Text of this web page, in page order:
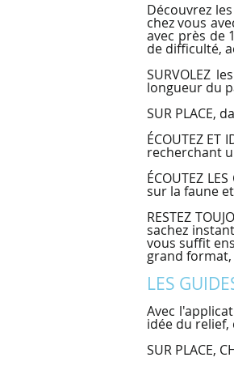
Découvrez
chez vous
avec près de
de difficulté,
SURVOLEZ
longueur du
SUR PLACE,
ÉCOUTEZ
recherchant
ÉCOUTEZ
sur la faune
RESTEZ
sachez
vous suffit
grand
LES
Avec
idée du relief,
SUR PLACE,